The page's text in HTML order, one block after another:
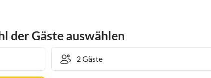
der Gäste auswählen